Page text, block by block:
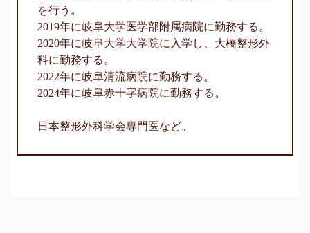
を行う。
2019年に岐阜大学医学部附属病院に勤務する。
2020年に岐阜大学大学院に入学し、大橋整形外
科に勤務する。
2022年に岐阜清流病院に勤務する。
2024年に岐阜赤十字病院に勤務する。
日本整形外科学会専門医など。